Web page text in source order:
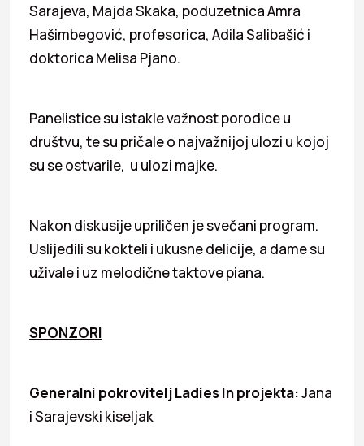
Sarajeva, Majda Skaka, poduzetnica Amra
Hašimbegović, profesorica, Adila Salibašić i
doktorica Melisa Pjano.
Panelistice su istakle važnost porodice u
društvu, te su pričale o najvažnijoj ulozi u kojoj
su se ostvarile, u ulozi majke.
Nakon diskusije upriličen je svečani program.
Uslijedili su kokteli i ukusne delicije, a dame su
uživale i uz melodične taktove piana.
SPONZORI
Generalni pokrovitelj Ladies In projekta:Jana
i Sarajevski kiseljak